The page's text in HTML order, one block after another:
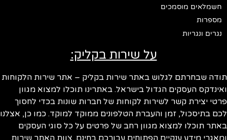
חשמלאים מוסמכים
מספרות
נגרים ונגריות
על שירות בקליק:
תודה שבחרתם לגלוש באתר שירות בקליק – אתר שירות הלקוחות
ואינדקס העסקים הגדול בישראל. באתרינו תוכלו למצוא מגוון
פרטי יצירת קשר לשירות לקוחות של חברות שונות בכדי לחסוך
לכם בתיסכול, זמן והעברת הטלפונים ממוקד למוקד. כמו כן, אצלנו
באתר תוכלו למצוא מגוון רחב של פרטים על כל סוגי העסקים